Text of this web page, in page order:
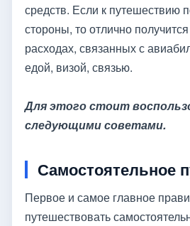
средств. Если к путешествию
стороны, то отлично
расходах, связанных с
едой, визой, связью.
Для этого стоит
следующими советами.
Самостоятельное
Первое и самое главное
путешествовать